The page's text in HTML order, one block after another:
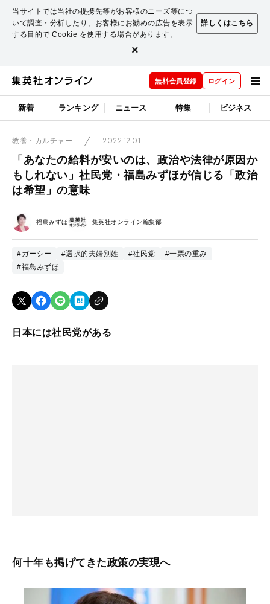
当サイトでは当社の提携先等がお客様のニーズ等につ
いて調査・分析したり、お客様にお勧めの広告を表示
する目的で Cookie を使用する場合があります。
詳しくはこちら
×
無料会員登録 ログイン
新着 ランキング ニュース 特集 ビジネス
教養・カルチャー 2022.12.01
「あなたの給料が安いのは、政治や法律が原因か
もしれない」社民党・福島みずほが信じる「政治
は希望」の意味
福島みずほ 集英社オンライン編集部
#ガーシー #選択的夫婦別姓 #社民党
#一票の重み
#福島みずほ
日本には社民党がある
何十年も掲げてきた政策の実現へ